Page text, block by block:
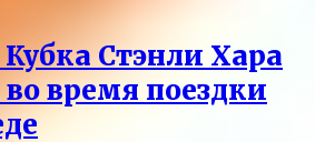
Стэнли Хара
во время поездки